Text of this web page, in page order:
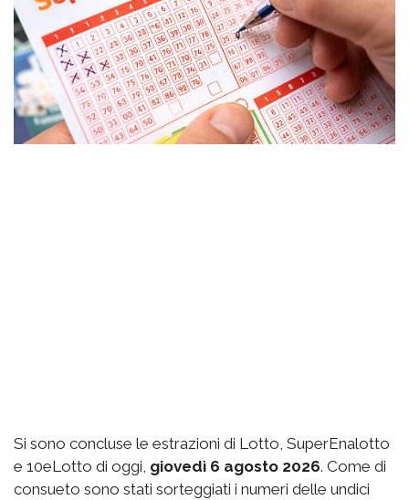
Si sono concluse le estrazioni di Lotto, SuperEnalotto
e 10eLotto di oggi, giovedì 6 agosto 2026. Come di
consueto sono stati sorteggiati i numeri delle undici